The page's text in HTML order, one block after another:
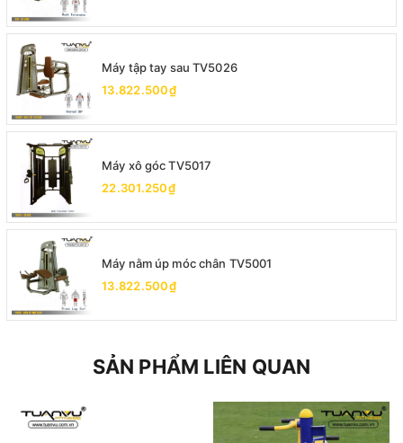
Máy tập tay sau TV5026
13.822.500₫
Máy xô góc TV5017
22.301.250₫
Máy nằm úp móc chân TV5001
13.822.500₫
SẢN PHẨM LIÊN QUAN